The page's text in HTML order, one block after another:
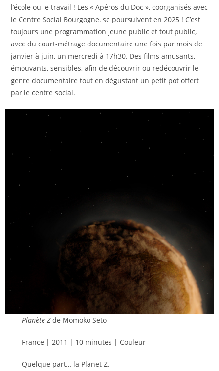
l’école ou le travail ! Les « Apéros du Doc », coorganisés avec
le Centre Social Bourgogne, se poursuivent en 2025 ! C’est
toujours une programmation jeune public et tout public,
avec du court-métrage documentaire une fois par mois de
janvier à juin, un mercredi à 17h30. Des ﬁlms amusants,
émouvants, sensibles, aﬁn de découvrir ou redécouvrir le
genre documentaire tout en dégustant un petit pot offert
par le centre social.
Planète Zde Momoko Seto
France | 2011 | 10 minutes | Couleur
Quelque part… la Planet Z.